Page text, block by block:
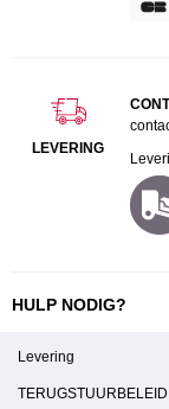
LEVERING
HULP NODIG?
Levering
TERUGSTUURBELEID